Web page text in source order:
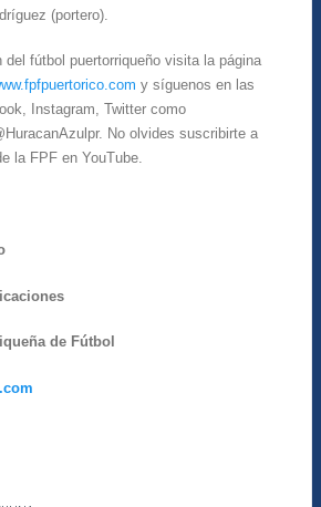
(portero).
del fútbol puertorriqueño visita la página
y síguenos en las
Instagram, Twitter como
No olvides suscribirte a
la FPF en YouTube.
de Fútbol